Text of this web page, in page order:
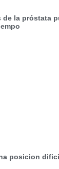
de la próstata
posicion